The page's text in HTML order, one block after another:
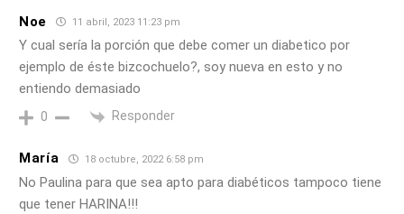
Noe 11 abril, 2023 11:23 pm
Y cual sería la porción que debe comer un diabetico por
ejemplo de éste bizcochuelo?, soy nueva en esto y no
entiendo demasiado
0 Responder
María 18 octubre, 2022 6:58 pm
No Paulina para que sea apto para diabéticos tampoco tiene
que tener HARINA!!!